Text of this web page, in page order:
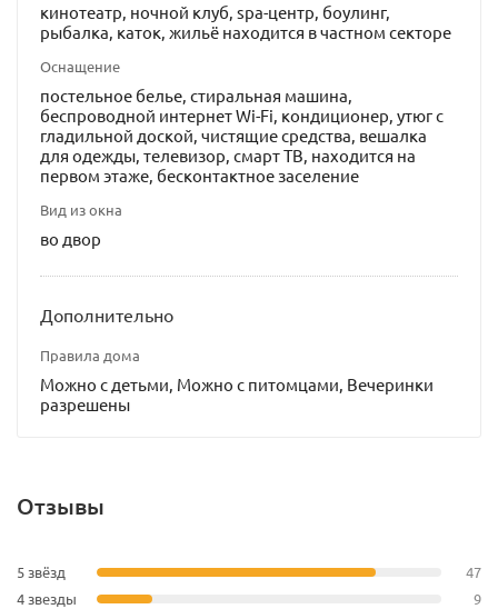
кинотеатр, ночной клуб, spa-центр, боулинг,
рыбалка, каток, жильё находится в частном секторе
Оснащение
постельное белье, стиральная машина,
беспроводной интернет Wi-Fi, кондиционер, утюг с
гладильной доской, чистящие средства, вешалка
для одежды, телевизор, смарт ТВ, находится на
первом этаже, бесконтактное заселение
Вид из окна
во двор
Дополнительно
Правила дома
Можно с детьми, Можно с питомцами, Вечеринки
разрешены
Отзывы
5 звёзд
47
4 звезды
9